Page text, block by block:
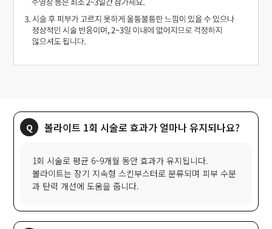
볼라이트 1회 시술로 효과가 얼마나 유지되나요?
1회 시술로 평균 6~9개월 동안 효과가 유지됩니다.
볼라이트는 장기 지속형 스킨부스터로 분류되며 피부 수분
과 탄력 개선에 도움을 줍니다.